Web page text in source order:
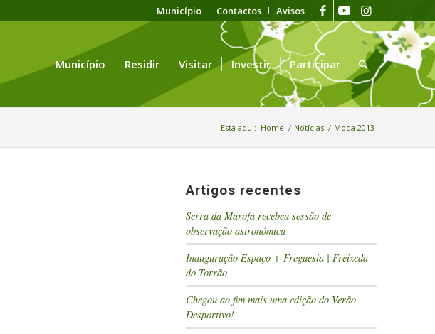
Município Contactos Avisos
Município Residir Visitar Investir Participar
Está aqui: Home / Notícias / Moda 2013
Artigos recentes
Serra da Marofa recebeu sessão de
observação astronómica
Inauguração Espaço + Freguesia | Freixeda
do Torrão
Chegou ao fim mais uma edição do Verão
Desportivo!